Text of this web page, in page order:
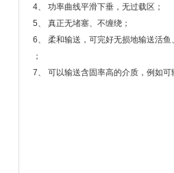
4、 功率曲线平滑下垂，无过载区；
5、 真正无堵塞、不缠绕；
6、 柔和输送，可完好无损地输送活
；
7、 可以输送含固率高的介质，例如